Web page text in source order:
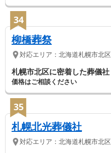
34
柳橋葬祭
対応エリア： 北海道札幌市北区
札幌市北区に密着した葬儀社
価格はご相談ください
35
札幌北光葬儀社
対応エリア： 北海道札幌市北区